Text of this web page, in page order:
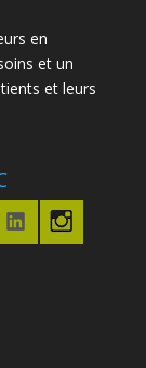
en
et un
et leurs